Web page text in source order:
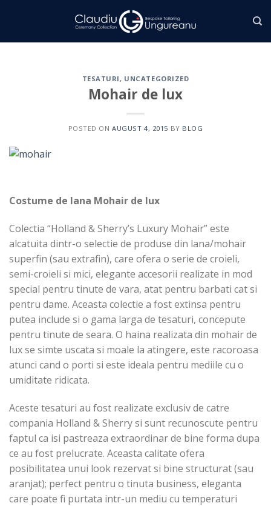
TESATURI, UNCATEGORIZED
Mohair de lux
POSTED ONAUGUST 4, 2015 BY BLOG
Costume de lana Mohair de lux
Colectia “Holland & Sherry’s Luxury Mohair” este
alcatuita dintr-o selectie de produse din lana/mohair
superfin (sau extrafin), care ofera o serie de croieli,
semi-croieli si mici, elegante accesorii realizate in mod
special pentru tinute de vara, atat pentru barbati cat si
pentru dame. Aceasta colectie a fost extinsa pentru
putea include si o gama larga de tesaturi, concepute
pentru tinute de seara. O haina realizata din mohair de
lux se simte uscata si moale la atingere, este racoroasa
atunci cand o porti si este ideala pentru mediile cu o
umiditate ridicata.
Aceste tesaturi au fost realizate exclusiv de catre
compania Holland & Sherry si sunt recunoscute pentru
faptul ca isi pastreaza extraordinar de bine forma dupa
ce au fost prelucrate. Aceasta calitate ofera
posibilitatea unui look rezervat si bine structurat (sau
aranjat); perfect pentru o tinuta business, eleganta
care poate fi purtata intr-un mediu cu temperaturi